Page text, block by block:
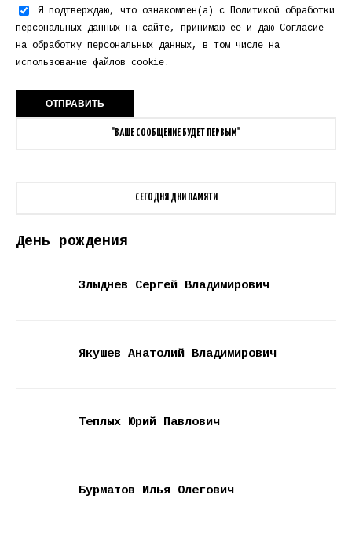
Я подтверждаю, что ознакомлен(а) с Политикой обработки
персональных данных на сайте, принимаю ее и даю Согласие
на обработку персональных данных, в том числе на
использование файлов cookie.
"ВАШЕ СООБЩЕНИЕ БУДЕТ ПЕРВЫМ"
СЕГОДНЯ ДНИ ПАМЯТИ
День рождения
Злыднев Сергей Владимирович
Якушев Анатолий Владимирович
Теплых Юрий Павлович
Бурматов Илья Олегович